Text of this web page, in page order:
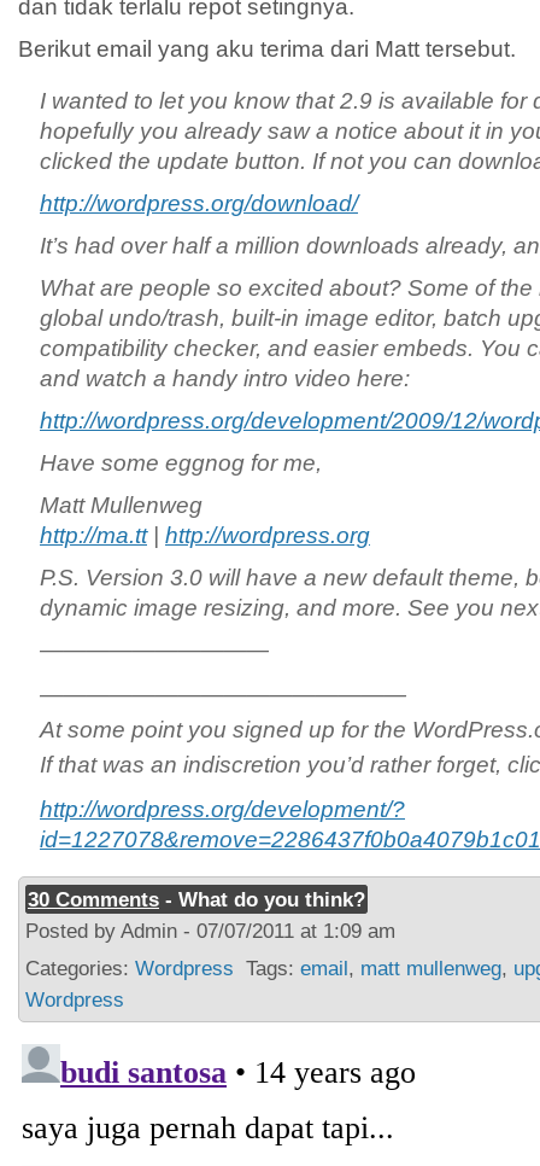
dan tidak terlalu repot setingnya.
Berikut email yang aku terima dari Matt tersebut.
I wanted to let you know that 2.9 is available for
hopefully you already saw a notice about it in
clicked the update button. If not you can
http://wordpress.org/download/
It’s had over half a million downloads already,
What are people so excited about? Some of
global undo/trash, built-in image editor, batch
compatibility checker, and easier embeds. You
and watch a handy intro video here:
http://wordpress.org/development/2009/12/
Have some eggnog for me,
Matt Mullenweg
http://ma.tt| http://wordpress.org
P.S. Version 3.0 will have a new default theme,
dynamic image resizing, and more. See you
——————————
————————————————
At some point you signed up for the
If that was an indiscretion you’d rather forget,
http://wordpress.org/development/?
30 Comments - What do you think?
Posted by Admin - 07/07/2011 at 1:09 am
Categories: Wordpress Tags: email, matt mullenweg,
Wordpress